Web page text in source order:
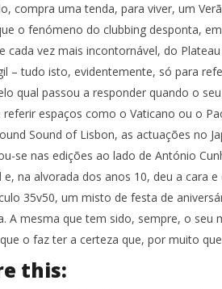
compra uma tenda, para viver, um
o fenómeno do clubbing desponta,
cada vez mais incontornável, do
– tudo isto, evidentemente, só para
qual passou a responder quando o
espaços como o Vaticano ou o
Sound of Lisbon, as actuações no
se nas edições ao lado de António
e, na alvorada dos anos 10, deu a cara
35v50, um misto de festa de
A mesma que tem sido, sempre, o
o faz ter a certeza que, por muito
this: